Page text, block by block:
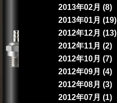
2013年02月 (8)
2013年01月 (19)
2012年12月 (13)
2012年11月 (2)
2012年10月 (7)
2012年09月 (4)
2012年08月 (3)
2012年07月 (1)